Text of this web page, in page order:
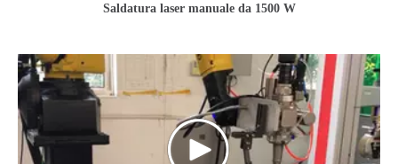
Saldatura laser manuale da 1500 W